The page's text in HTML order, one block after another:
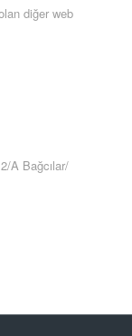
diğer web
A Bağcılar/